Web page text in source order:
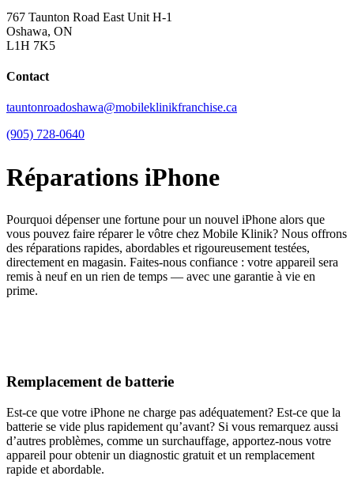
767 Taunton Road East Unit H-1
Oshawa, ON
L1H 7K5
Contact
tauntonroadoshawa@mobileklinikfranchise.ca
(905) 728-0640
Réparations iPhone
Pourquoi dépenser une fortune pour un nouvel iPhone alors que
vous pouvez faire réparer le vôtre chez Mobile Klinik? Nous offrons
des réparations rapides, abordables et rigoureusement testées,
directement en magasin. Faites-nous confiance : votre appareil sera
remis à neuf en un rien de temps — avec une garantie à vie en
prime.
Remplacement de batterie
Est-ce que votre iPhone ne charge pas adéquatement? Est-ce que la
batterie se vide plus rapidement qu’avant? Si vous remarquez aussi
d’autres problèmes, comme un surchauffage, apportez-nous votre
appareil pour obtenir un diagnostic gratuit et un remplacement
rapide et abordable.